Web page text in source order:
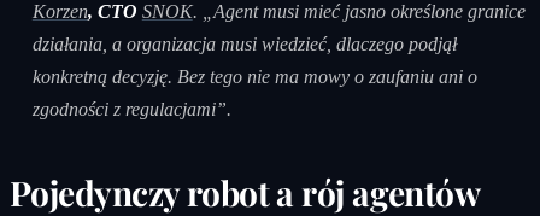
Korzen, CTO SNOK. „Agent musi mieć jasno określone granice
działania, a organizacja musi wiedzieć, dlaczego podjął
konkretną decyzję. Bez tego nie ma mowy o zaufaniu ani o
zgodności z regulacjami”.
Pojedynczy robot a rój agentów